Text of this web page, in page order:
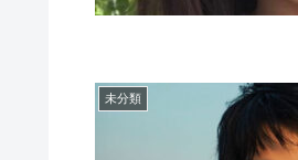
未分類